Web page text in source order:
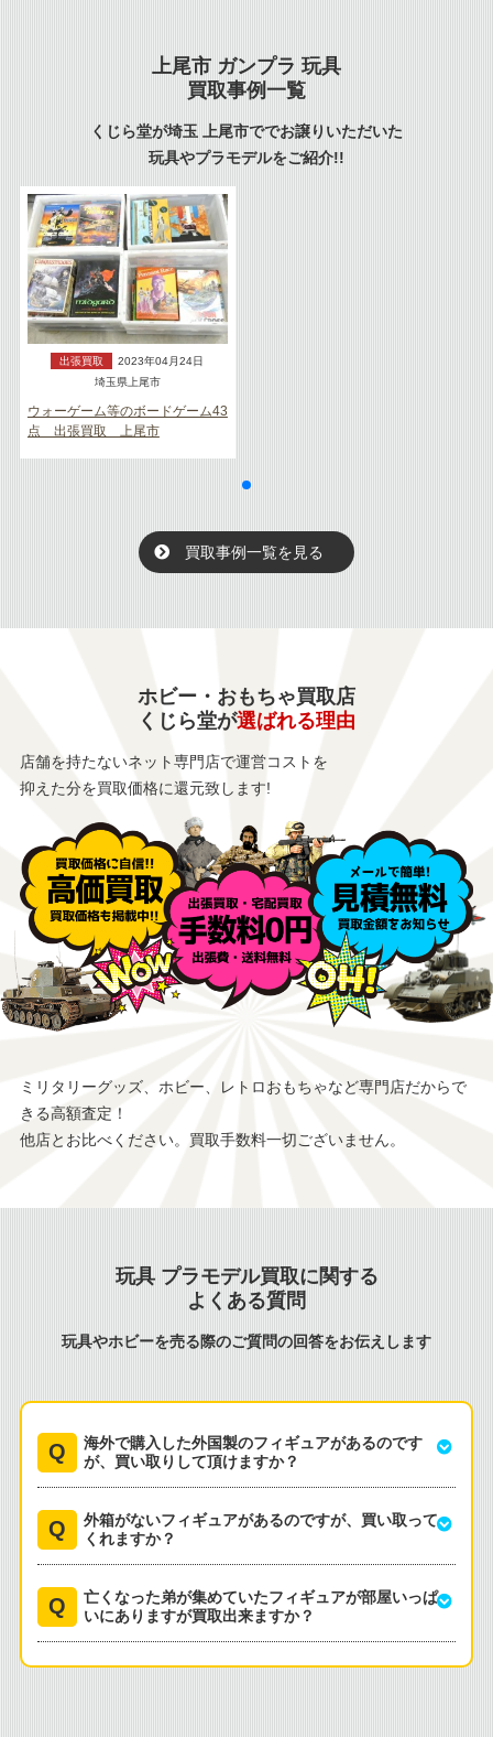
上尾市 ガンプラ 玩具
買取事例一覧
くじら堂が埼玉 上尾市ででお譲りいただいた
玩具やプラモデルをご紹介!!
出張買取
2023年04月24日
埼玉県上尾市
ウォーゲーム等のボードゲーム43
点 出張買取 上尾市
買取事例一覧を見る
ホビー・おもちゃ買取店
くじら堂が選ばれる理由
店舗を持たないネット専門店で運営コストを
抑えた分を買取価格に還元致します!
ミリタリーグッズ、ホビー、レトロおもちゃなど専門店だからで
きる高額査定！
他店とお比べください。買取手数料一切ございません。
玩具 プラモデル買取に関する
よくある質問
玩具やホビーを売る際のご質問の回答をお伝えします
海外で購入した外国製のフィギュアがあるのです
が、買い取りして頂けますか？
外箱がないフィギュアがあるのですが、買い取って
くれますか？
亡くなった弟が集めていたフィギュアが部屋いっぱ
いにありますが買取出来ますか？